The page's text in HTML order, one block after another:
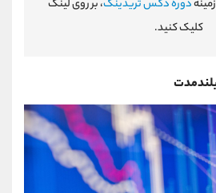
دوره دکس تریدینگ، بر روی لینک
کلیک کنید.